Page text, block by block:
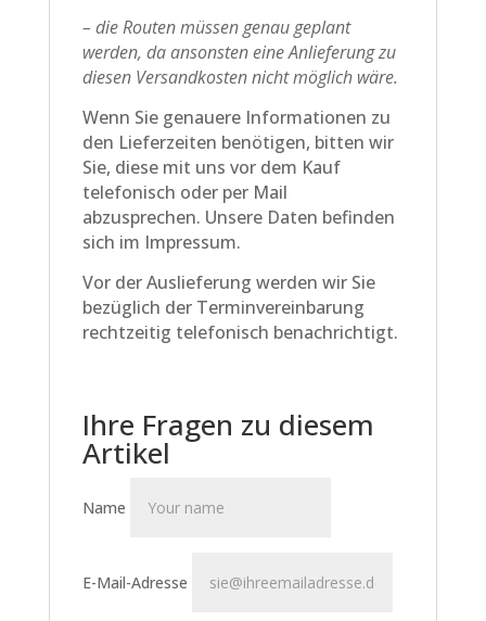
– die Routen müssen genau geplant
werden, da ansonsten eine Anlieferung zu
diesen Versandkosten nicht möglich wäre.
Wenn Sie genauere Informationen zu
den Lieferzeiten benötigen, bitten wir
Sie, diese mit uns vor dem Kauf
telefonisch oder per Mail
abzusprechen. Unsere Daten befinden
sich im Impressum.
Vor der Auslieferung werden wir Sie
bezüglich der Terminvereinbarung
rechtzeitig telefonisch benachrichtigt.
Ihre Fragen zu diesem
Artikel
Name
E-Mail-Adresse